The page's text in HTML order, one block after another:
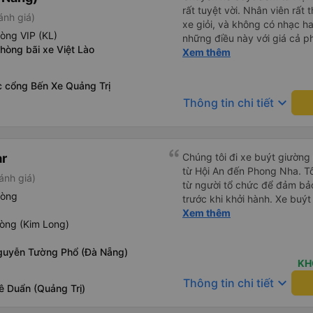
giá)
VIP (KL)
bãi xe Việt Lào
Bến Xe Quảng Trị
rất tuyệt vời. Nhân viên rất
xe giỏi, và không có nhạc
những điều này với giá cả
tiếng Anh rất suôn sẻ, vì
được thông báo trước
trên xe, nhưng có nhà hàng
chúng vào thùng trước khi
chiếc chăn và một chiếc
Tôi không thể kết nối Wi-Fi,
với những người thừa cân
chọn xe buýt có ít chỗ ngồi
không thừa cân, nhưng vẫn
Xem thêm
Thông tin chi tiết keyboard_arrow_down
giá)
(Kim Long)
Tường Phổ (Đà Nẵng)
Duẩn (Quảng Trị)
Chúng tôi đi xe buýt
từ Hội An đến Phong Nha.
từ người tổ chức để đảm
trước khi khởi hành. Xe
trạng tuyệt vời. Các khoang
toàn, bạn tôi cao
bàn chân cong. Có một
lái xe rất an toàn và có hai
tôi cũng cảm thấy an toàn.
Xem thêm
Thông tin chi tiết keyboard_arrow_down